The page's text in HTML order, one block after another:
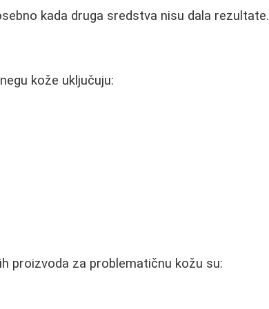
kada druga sredstva nisu dala rezultate.
kože uključuju:
proizvoda za problematičnu kožu su: